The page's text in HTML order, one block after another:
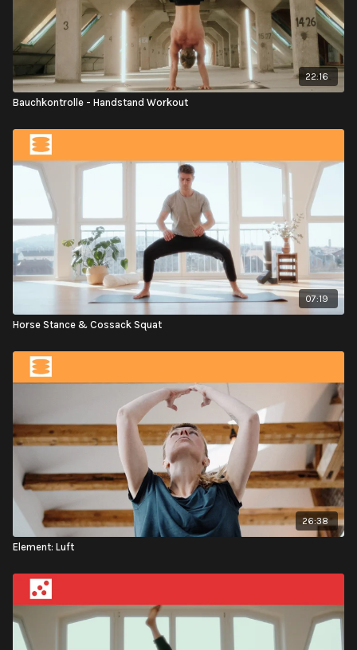
22:16
Bauchkontrolle - Handstand Workout
07:19
Horse Stance & Cossack Squat
26:38
Element: Luft